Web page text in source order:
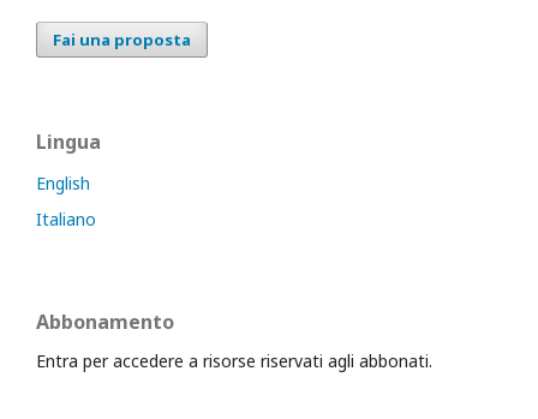
Fai una proposta
Lingua
English
Italiano
Abbonamento
Entra per accedere a risorse riservati agli abbonati.